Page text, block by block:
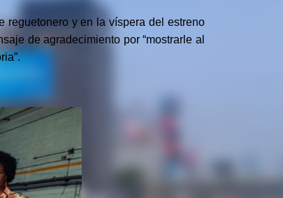
reguetonero y en la víspera del estreno
de agradecimiento por “mostrarle al